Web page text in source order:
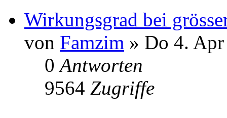
Wirkungsgrad bei
von Famzim » Do 4.
0Antworten
9564 Zugriffe